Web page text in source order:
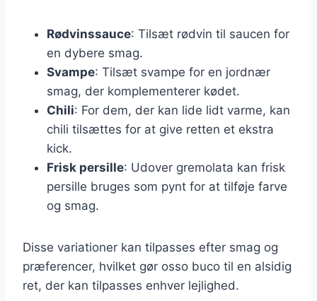
Rødvinssauce: Tilsæt rødvin til saucen for
en dybere smag.
Svampe: Tilsæt svampe for en jordnær
smag, der komplementerer kødet.
Chili: For dem, der kan lide lidt varme, kan
chili tilsættes for at give retten et ekstra
kick.
Frisk persille: Udover gremolata kan frisk
persille bruges som pynt for at tilføje farve
og smag.
Disse variationer kan tilpasses efter smag og
præferencer, hvilket gør osso buco til en alsidig
ret, der kan tilpasses enhver lejlighed.